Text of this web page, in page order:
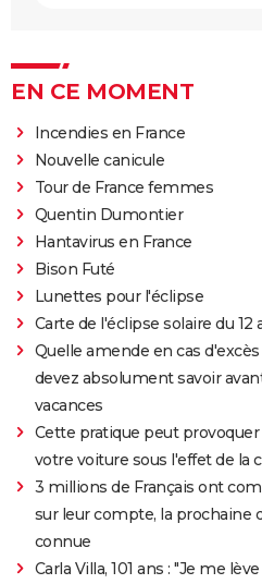
EN CE MOMENT
Incendies en France
Nouvelle canicule
Tour de France femmes
Quentin Dumontier
Hantavirus en France
Bison Futé
Lunettes pour l'éclipse
Carte de l'éclipse solaire du 12
Quelle amende en cas
devez absolument savoir
vacances
Cette pratique peut
votre voiture sous l'effet de la
3 millions de Français ont
sur leur compte, la prochaine
connue
Carla Villa, 101 ans : "Je me